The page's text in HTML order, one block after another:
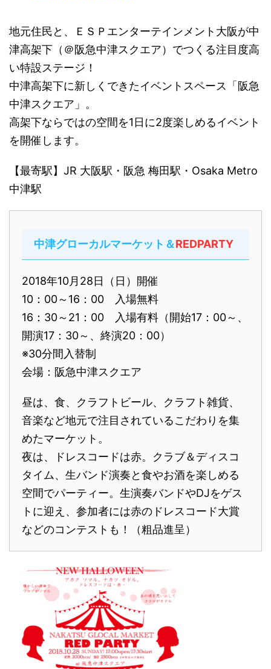
地元住民と、ＥＳＰエンターテインメント大阪が中
津高架下（＠阪急中津スクエア）でつくる注目度高
い特設ステージ！
中津高架下に新しくできたイベントスペース「阪急
中津スクエア」。
高架下ならではの空間を1日に2度楽しめるイベント
を開催します。
【最寄駅】JR 大阪駅・阪急 梅田駅・Osaka Metro
中津駅
中津グローカルマーケット＆REDPARTY
2018年10月28日（日）開催
10：00～16：00 入場無料
16：30～21：00 入場有料（開始17：00～、
開演17：30～、終演20：00）
※30分間入替制
会場：阪急中津スクエア
昼は、食、クラフトビール、クラフト雑貨、
音楽など地元で注目されているこだわりを集
めたマーケット。
夜は、ドレスコードは赤。クラブ＆ディスコ
タイム、生バンド演奏と食やお酒を楽しめる
空間でパーティー。生演奏バンドやDJをゲス
トに迎え、参加者には赤のドレスコード大賞
などのコンテストも！（粗品進呈）